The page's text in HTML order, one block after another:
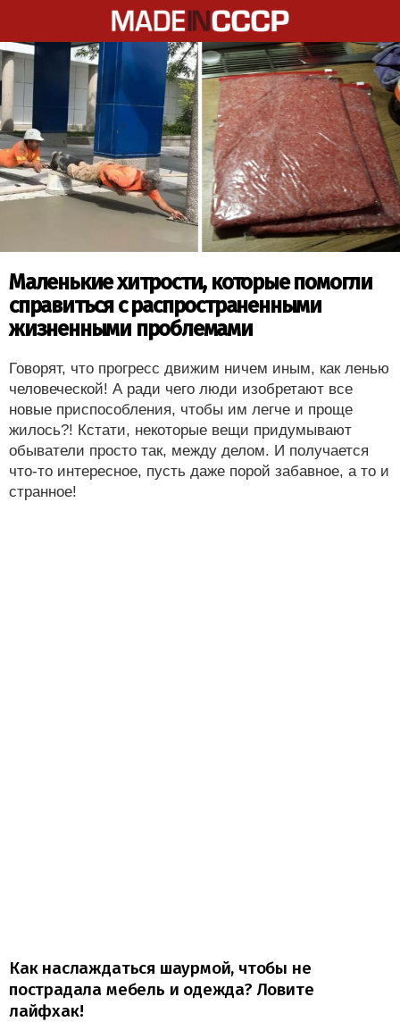
Маленькие хитрости, которые помогли
справиться с распространенными
жизненными проблемами
Говорят, что прогресс движим ничем иным, как ленью
человеческой! А ради чего люди изобретают все
новые приспособления, чтобы им легче и проще
жилось?! Кстати, некоторые вещи придумывают
обыватели просто так, между делом. И получается
что-то интересное, пусть даже порой забавное, а то и
странное!
Как наслаждаться шаурмой, чтобы не
пострадала мебель и одежда? Ловите
лайфхак!